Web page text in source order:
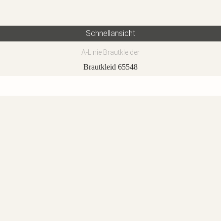
Schnellansicht
A-Linie Brautkleider
Brautkleid 65548